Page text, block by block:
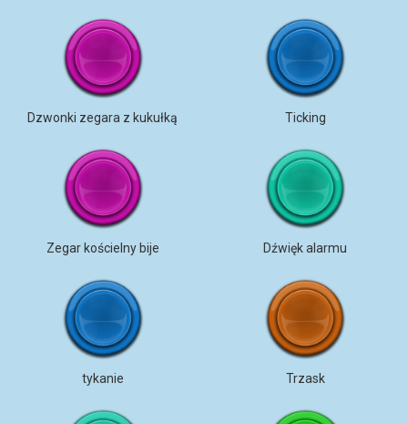
Dzwonki zegara z kukułką Ticking
Zegar kościelny bije Dźwięk alarmu
tykanie Trzask